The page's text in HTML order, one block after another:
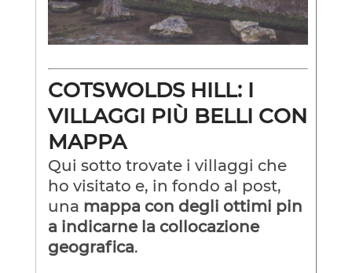
COTSWOLDS HILL: I
VILLAGGI PIÙ BELLI CON
MAPPA
Qui sotto trovate i villaggi che
ho visitato e, in fondo al post,
una mappa con degli ottimi pin
a indicarne la collocazione
geografica.